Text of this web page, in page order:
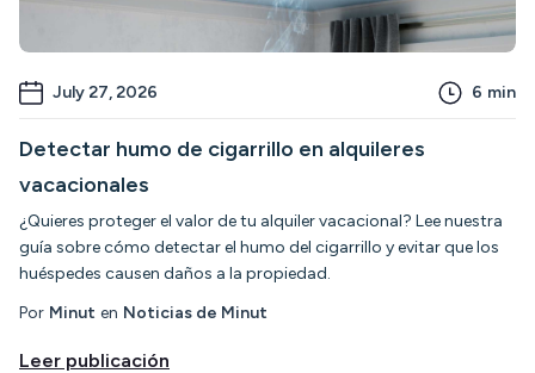
July 27, 2026 6 min
Detectar humo de cigarrillo en alquileres
vacacionales
¿Quieres proteger el valor de tu alquiler vacacional? Lee nuestra
guía sobre cómo detectar el humo del cigarrillo y evitar que los
huéspedes causen daños a la propiedad.
Por Minut en Noticias de Minut
Leer publicación